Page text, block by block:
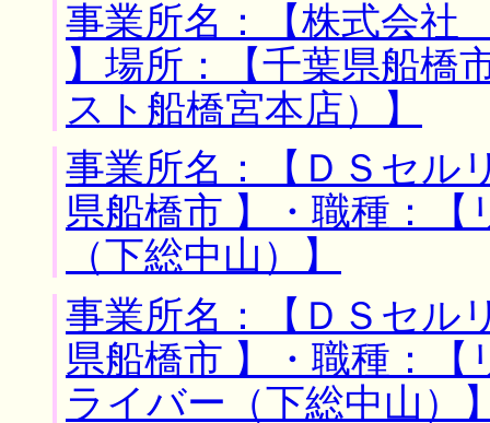
事業所名：【株式会
】場所：【千葉県船橋
スト船橋宮本店）】
事業所名：【ＤＳセル
県船橋市 】・職種：
（下総中山）】
事業所名：【ＤＳセル
県船橋市 】・職種：
ライバー（下総中山）